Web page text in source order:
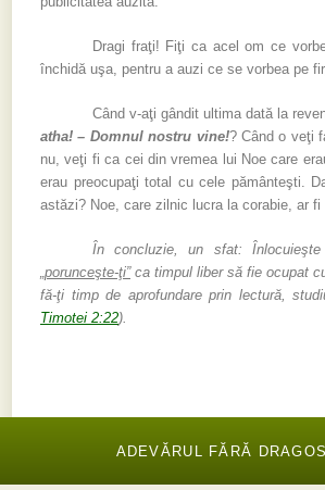
Dragi fraţi! Fiţi ca acel om ce
închidă uşa, pentru a auzi ce se vorbea pe
Când v-aţi gândit ultima dată la
atha! – Domnul nostru vine!? Când o veţi
nu, veţi fi ca cei din vremea lui Noe care
erau preocupaţi total cu cele pământeşti.
astăzi? Noe, care zilnic lucra la corabie, ar
În concluzie, un sfat:
„porunceşte-ţi”ca timpul liber să fie ocupat
fă-ţi timp de aprofundare prin lectură,
Timotei 2:22).
ADEVĂRUL FĂRĂ